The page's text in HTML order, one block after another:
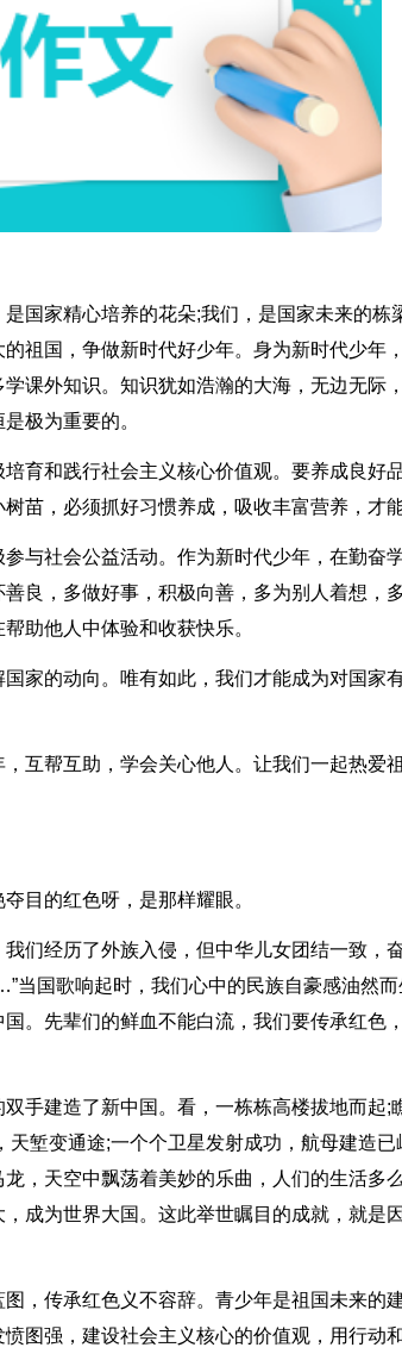
国家精心培养的花朵;我们，是国家未来的栋
祖国，争做新时代好少年。身为新时代少年
课外知识。知识犹如浩瀚的大海，无边无际
极为重要的。
育和践行社会主义核心价值观。要养成良好
苗，必须抓好习惯养成，吸收丰富营养，才
与社会公益活动。作为新时代少年，在勤奋
良，多做好事，积极向善，多为别人着想，
助他人中体验和收获快乐。
家的动向。唯有如此，我们才能成为对国家
互帮互助，学会关心他人。让我们一起热爱
目的红色呀，是那样耀眼。
们经历了外族入侵，但中华儿女团结一致，
当国歌响起时，我们心中的民族自豪感油然
。先辈们的鲜血不能白流，我们要传承红色
手建造了新中国。看，一栋栋高楼拔地而起;
堑变通途;一个个卫星发射成功，航母建造
，天空中飘荡着美妙的乐曲，人们的生活多
成为世界大国。这此举世瞩目的成就，就是
，传承红色义不容辞。青少年是祖国未来的
图强，建设社会主义核心的价值观，用行动